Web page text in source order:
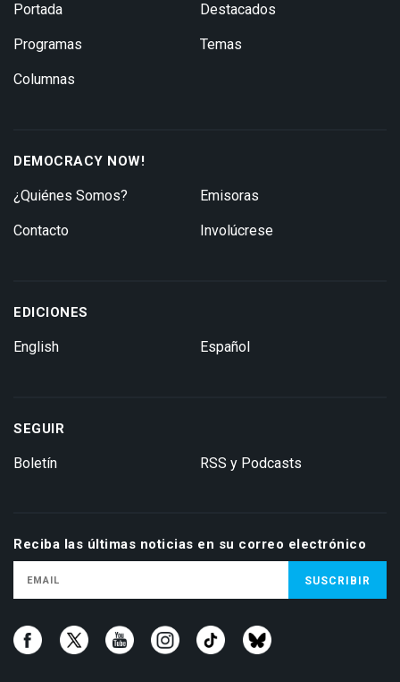
Portada
Programas
Columnas
Destacados
Temas
DEMOCRACY NOW!
¿Quiénes Somos?
Contacto
Emisoras
Involúcrese
EDICIONES
English Español
SEGUIR
Boletín RSS y Podcasts
Reciba las últimas noticias en su correo electrónico